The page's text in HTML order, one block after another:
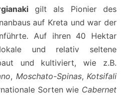
gilt als Pionier des
auf Kreta und war der
Auf ihren 40 Hektar
und relativ seltene
und kultiviert, wie z.B.
, Moschato-Spinas,Kotsifali
Sorten wie Cabernet